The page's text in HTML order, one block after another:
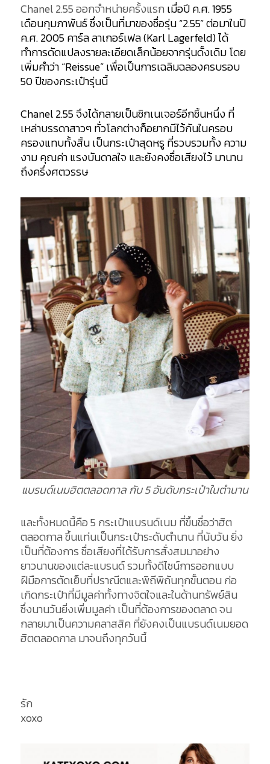
Chanel 2.55 ออกจำหน่ายครั้งแรกเมื่อปี ค.ศ. 1955
เดือนกุมภาพันธ์ ซึ่งเป็นที่มาของชื่อรุ่น “2.55” ต่อมาในปี
ค.ศ. 2005 คาร์ล ลาเกอร์เฟล (Karl Lagerfeld) ได้
ทำการดัดแปลงรายละเอียดเล็กน้อยจากรุ่นดั้งเดิม โดย
เพิ่มคำว่า “Reissue” เพื่อเป็นการเฉลิมฉลองครบรอบ
50 ปีของกระเป๋ารุ่นนี้
Chanel 2.55 จึงได้กลายเป็นซิกเนเจอร์อีกชิ้นหนึ่ง ที่
เหล่าบรรดาสาวๆ ทั่วโลกต่างก็อยากมีไว้กันในครอบ
ครองแทบทั้งสิ้น เป็นกระเป๋าสุดหรู ที่รวบรวมทั้ง ความ
งาม คุณค่า แรงบันดาลใจ และยังคงชื่อเสียงไว้ มานาน
ถึงครึ่งศตวรรษ
แบรนด์เนมฮิตตลอดกาล กับ 5 อันดับกระเป๋าในตำนาน
และทั้งหมดนี้คือ 5 กระเป๋าแบรนด์เนม ที่ขึ้นชื่อว่าฮิต
ตลอดกาล ขึ้นแท่นเป็นกระเป๋าระดับตำนาน ที่นับวัน ยิ่ง
เป็นที่ต้องการ ชื่อเสียงที่ได้รับการสั่งสมมาอย่าง
ยาวนานของแต่ละแบรนด์ รวมทั้งดีไซน์การออกแบบ
ฝีมือการตัดเย็บที่ปราณีตและพิถีพิถันทุกขั้นตอน ก่อ
เกิดกระเป๋าที่มีมูลค่าทั้งทางจิตใจและในด้านทรัพย์สิน
ซึ่งนานวันยิ่งเพิ่มมูลค่า เป็นที่ต้องการของตลาด จน
กลายมาเป็นความคลาสสิค ที่ยังคงเป็นแบรนด์เนมยอด
ฮิตตลอดกาล มาจนถึงทุกวันนี้
รัก
xoxo